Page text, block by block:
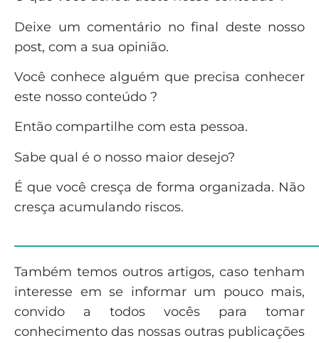
Deixe um comentário no final deste nosso
post, com a sua opinião.
Você conhece alguém que precisa conhecer
este nosso conteúdo ?
Então compartilhe com esta pessoa.
Sabe qual é o nosso maior desejo?
É que você cresça de forma organizada. Não
cresça acumulando riscos.
Também temos outros artigos, caso tenham
interesse em se informar um pouco mais,
convido a todos vocês para tomar
conhecimento das nossas outras publicações